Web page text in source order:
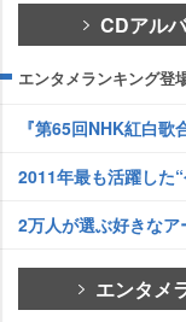
CDアル
エンタメランキング登
『第65回NHK紅白歌
2011年最も活躍した
2万人が選ぶ好きなア
エンタメ